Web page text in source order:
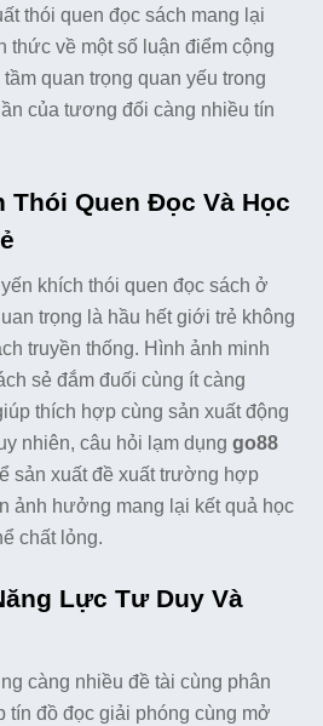
thói quen đọc sách mang lại
thức về một số luận điểm cộng
tầm quan trọng quan yếu trong
của tương đối càng nhiều tín
Quen Đọc Và Học
khích thói quen đọc sách ở
trọng là hầu hết giới trẻ không
truyền thống. Hình ảnh minh
sẻ đắm đuối cùng ít càng
thích hợp cùng sản xuất động
nhiên, câu hỏi lạm dụnggo88
sản xuất đề xuất trường hợp
ảnh hưởng mang lại kết quả học
chất lỏng.
Lực Tư Duy Và
càng nhiều đề tài cùng phân
tín đồ đọc giải phóng cùng mở